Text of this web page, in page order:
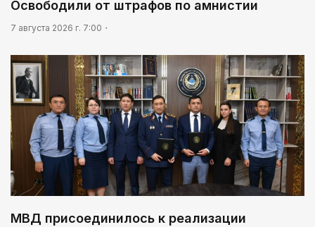
Освободили от штрафов по амнистии
7 августа 2026 г. 7:00
МВД присоединилось к реализации